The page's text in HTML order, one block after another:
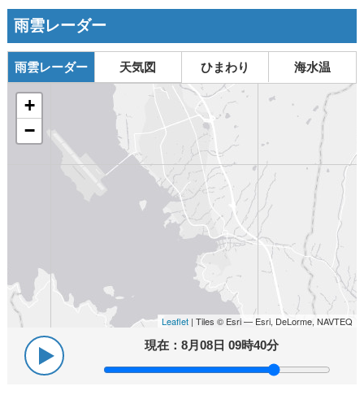
雨雲レーダー
雨雲レーダー 天気図 ひまわり 海水温
+
−
Leaflet | Tiles © Esri — Esri, DeLorme, NAVTEQ
現在：8月08日 09時40分